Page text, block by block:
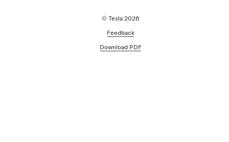
© Tesla 2026
Feedback
Download PDF